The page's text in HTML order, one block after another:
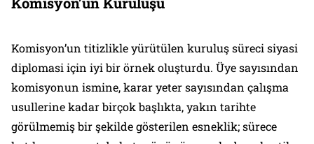
Komisyon’un titizlikle yürütülen kuruluş süreci siyasi
diplomasi için iyi bir örnek oluşturdu. Üye sayısından
komisyonun ismine, karar yeter sayısından çalışma
usullerine kadar birçok başlıkta, yakın tarihte
görülmemiş bir şekilde gösterilen esneklik; sürece